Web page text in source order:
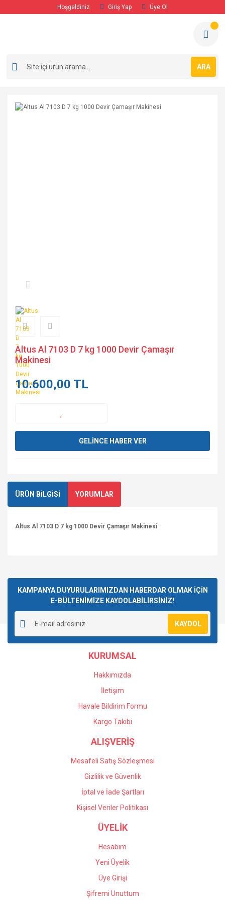
Hoşgeldiniz Giriş Yap Üye Ol
ARA
Altus Al 7103 D 7 kg 1000 Devir Çamaşır
Makinesi
10.600,00 TL
GELİNCE HABER VER
ÜRÜN BİLGİSİ YORUMLAR
Altus Al 7103 D 7 kg 1000 Devir Çamaşır Makinesi
KAMPANYA DUYURULARIMIZDAN HABERDAR OLMAK İÇİN
E-BÜLTENİMİZE KAYDOLABİLİRSİNİZ!
KAYDOL
KURUMSAL
Hakkımızda
İletişim
Havale Bildirim Formu
Kargo Takibi
ALIŞVERİŞ
Mesafeli Satış Sözleşmesi
Gizlilik ve Güvenlik
İptal ve İade Şartları
Kişisel Veriler Politikası
ÜYELİK
Hesabım
Yeni Üyelik
Üye Girişi
Şifremi Unuttum